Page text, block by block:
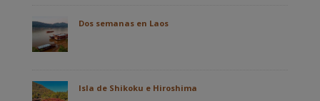
Dos semanas en Laos
Isla de Shikoku e Hiroshima